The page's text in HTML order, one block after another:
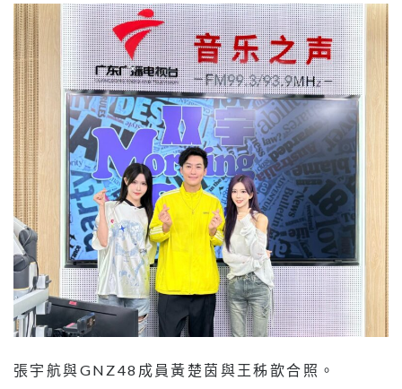
張宇航與GNZ48成員黃楚茵與王秭歆合照。